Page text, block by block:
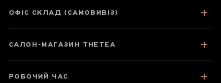
Паспорт товару
Про чай
ОФІС СКЛАД (САМОВИВІЗ)
САЛОН-МАГАЗИН THETEA
РОБОЧИЙ ЧАС